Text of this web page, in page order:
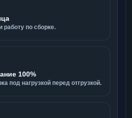
работу по сборке.
100%
под нагрузкой перед отгрузкой.